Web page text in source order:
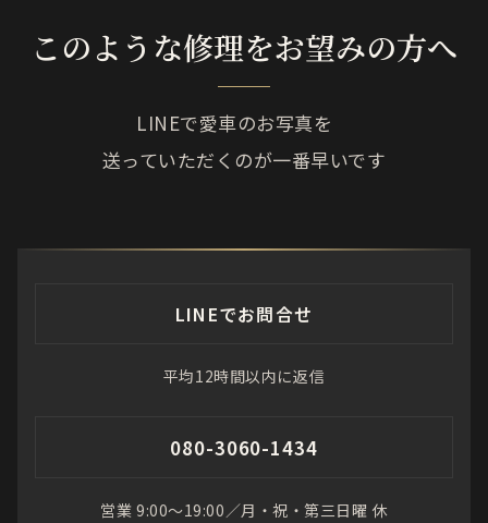
このような修理をお望みの方へ
LINEで愛車のお写真を
送っていただくのが一番早いです
LINEでお問合せ
平均12時間以内に返信
080-3060-1434
営業 9:00〜19:00／月・祝・第三日曜 休